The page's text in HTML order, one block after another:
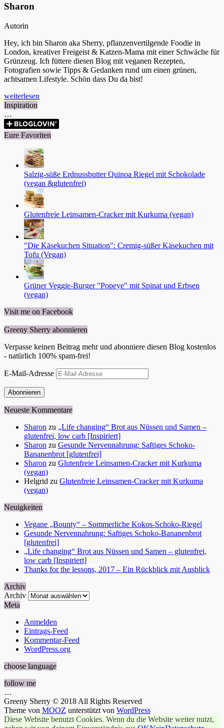
Sharon
Autorin
Hey, ich bin Sharon aka Sherry, pflanzenvertilgende Foodie in
London, kreativer Freigeist & Katzen-Mama mit einer Schwäche für
Grünzeug. Ich füttere diesen Blog mit veganen Rezepten,
Fotografien sowie Tipps & Gedanken rund um einen grünen,
achtsamen Lifestyle. Schön dass Du da bist!
weiterlesen
Inspiration
…
Eure Favoriten
Salzig-süße Erdnussbutter Quinoa Riegel mit Schokolade
(vegan &glutenfrei)
Glutenfreie Leinsamen-Cracker mit Kurkuma (vegan)
"Die Käsekuchen Situation": Cremig-süßer Käsekuchen mit
Tofu (Vegan)
Grüner Veggie-Burger "Popeye" mit Spinat und Erbsen
(vegan)
Visit me on Facebook
Greeny Sherry abonnieren
Verpasse keinen Beitrag mehr und abonniere diesen Blog kostenlos
- natürlich 100% spam-frei!
E-Mail-Adresse
Abonnieren
Neueste Kommentare
Sharon zu „Life changing“ Brot aus Nüssen und Samen –
glutenfrei, low carb [Inspiriert]
Sharon zu Gesunde Nervennahrung: Saftiges Schoko-
Bananenbrot [glutenfrei]
Sharon zu Glutenfreie Leinsamen-Cracker mit Kurkuma
(vegan)
Helgrid zu Glutenfreie Leinsamen-Cracker mit Kurkuma
(vegan)
Neuigkeiten
Vegane „Bounty“ – Sommerliche Kokos-Schoko-Riegel
Gesunde Nervennahrung: Saftiges Schoko-Bananenbrot
[glutenfrei]
„Life changing“ Brot aus Nüssen und Samen – glutenfrei,
low carb [Inspiriert]
Thanks for the lessons, 2017 – Ein Rückblick mit Ausblick
Archiv
Archiv
Meta
Anmelden
Eintrags-Feed
Kommentar-Feed
WordPress.org
choose language
follow me
…
Greeny Sherry © 2018 All Rights Reserved
Theme von MOOZ unterstützt von WordPress
Diese Website benutzt Cookies. Wenn du die Website weiter nutzt,